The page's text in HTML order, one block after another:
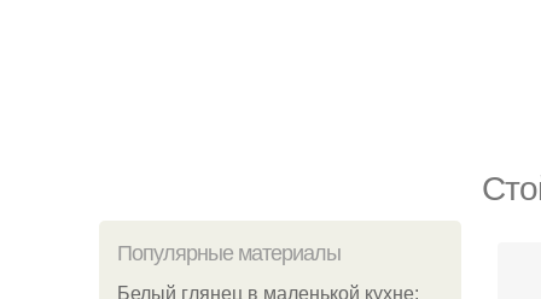
Популярные материалы
Белый глянец в маленькой кухне: